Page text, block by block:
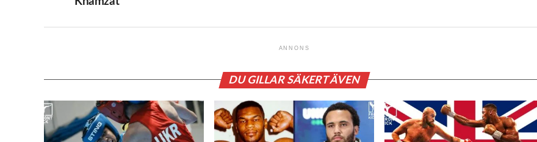
ANNONS
DU GILLAR SÄKERT ÄVEN